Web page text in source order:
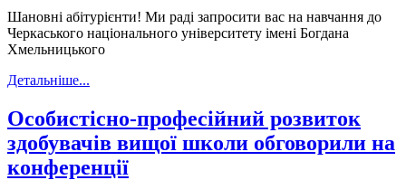
Шановні абітурієнти! Ми раді запросити вас на навчання до
Черкаського національного університету імені Богдана
Хмельницького
Детальніше...
Особистісно-професійний розвиток
здобувачів вищої школи обговорили на
конференції